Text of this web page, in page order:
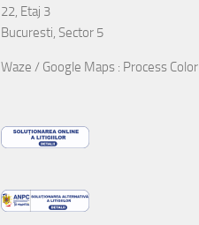
22, Etaj 3
Bucuresti, Sector 5
Waze / Google Maps : Process Color